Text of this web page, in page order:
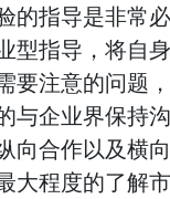
的指导是非常
指导，将自
要注意的问题
与企业界保持
向合作以及横
大程度的了解